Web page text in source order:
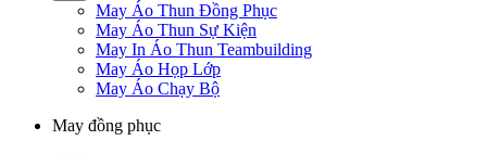
May Áo Thun Đồng Phục
May Áo Thun Sự Kiện
May In Áo Thun Teambuilding
May Áo Họp Lớp
May Áo Chạy Bộ
May đồng phục